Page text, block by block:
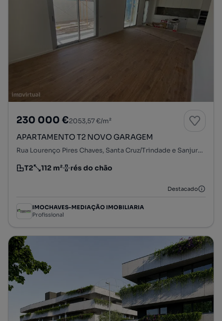
230 000 €2053,57 €/m²
APARTAMENTO T2 NOVO GARAGEM
Rua Lourenço Pires Chaves, Santa Cruz/Trindade e Sanjurge, Chaves, Vila Real
Tipologia
T2
Preço por metro quadrado
112 m²
Andar rés do chão
Destacado
IMOCHAVES-MEDIAÇÃO IMOBILIARIA
Profissional